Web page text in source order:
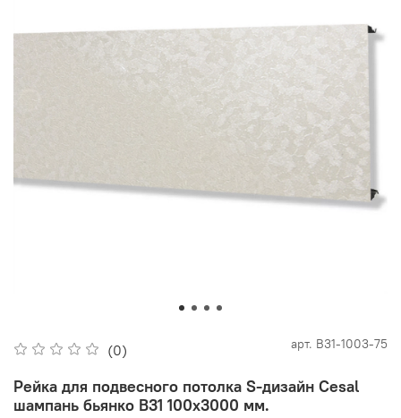
(0) арт. В31-1003-75
Рейка для подвесного потолка S-дизайн Cesal
шампань бьянко В31 100х3000 мм.